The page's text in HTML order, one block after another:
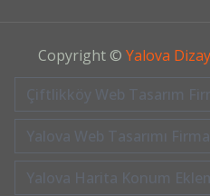
Copyright © Yalova
Çiftlikköy Web Tasarım
Yalova Web Tasarımı
Yalova Harita Konum